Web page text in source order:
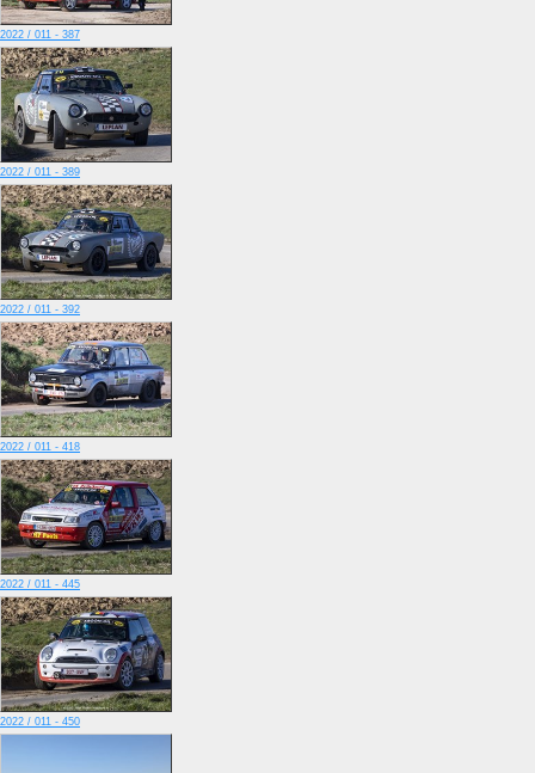
2022 / 011 - 387
2022 / 011 - 389
2022 / 011 - 392
2022 / 011 - 418
2022 / 011 - 445
2022 / 011 - 450